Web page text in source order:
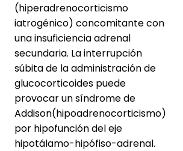
(hiperadrenocorticismo
iatrogénico) concomitante con
una insuficiencia adrenal
secundaria. La interrupción
súbita de la administración de
glucocorticoides puede
provocar un síndrome de
Addison(hipoadrenocorticismo)
por hipofunción del eje
hipotálamo-hipófiso-adrenal.